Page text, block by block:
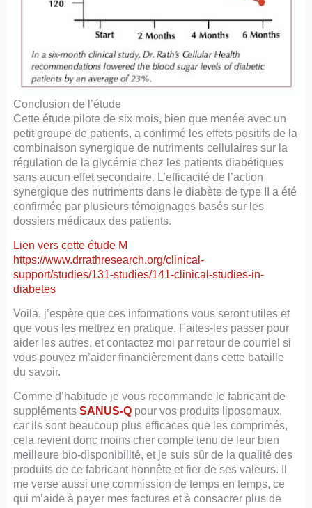
Conclusion de l’étude
Cette étude pilote de six mois, bien que menée avec un
petit groupe de patients, a confirmé les effets positifs de la
combinaison synergique de nutriments cellulaires sur la
régulation de la glycémie chez les patients diabétiques
sans aucun effet secondaire. L’efficacité de l’action
synergique des nutriments dans le diabète de type II a été
confirmée par plusieurs témoignages basés sur les
dossiers médicaux des patients.
Lien vers cette étude M
https://www.drrathresearch.org/clinical-
support/studies/131-studies/141-clinical-studies-in-
diabetes
Voila, j’espère que ces informations vous seront utiles et
que vous les mettrez en pratique. Faites-les passer pour
aider les autres, et contactez moi par retour de courriel si
vous pouvez m’aider financièrement dans cette bataille
du savoir.
Comme d’habitude je vous recommande le fabricant de
suppléments SANUS-Qpour vos produits liposomaux,
car ils sont beaucoup plus efficaces que les comprimés,
cela revient donc moins cher compte tenu de leur bien
meilleure bio-disponibilité, et je suis sûr de la qualité des
produits de ce fabricant honnête et fier de ses valeurs. Il
me verse aussi une commission de temps en temps, ce
qui m’aide à payer mes factures et à consacrer plus de